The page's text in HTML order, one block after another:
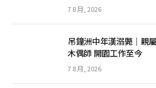
7 8 月, 2026
吊鐘洲中年漢溺斃｜親
木偶師 開園工作至今
7 8 月, 2026